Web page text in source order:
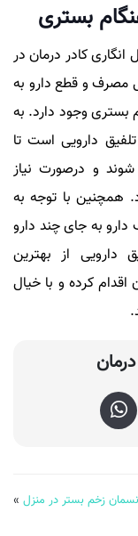
بستری
کادر درمان در
مصرف و قطع دارو به
بستری وجود دارد. به
دارویی است تا
و درصورت نیاز
همچنین با توجه به
دارو به جای چند دارو
دارویی از بهترین
اقدام کرده و با خیال
زخم بستر در منزل »